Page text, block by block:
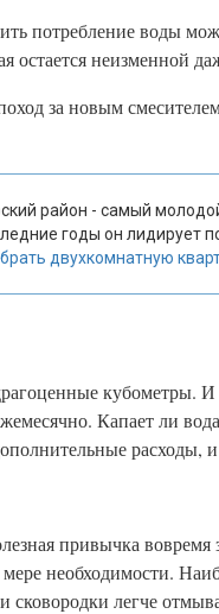
потребление воды
остается неизменной
за новым
район - самый
годы он лидирует
двухкомнатную
кубометры.
Капает ли
расходы, и
привычка
необходимости.
легче